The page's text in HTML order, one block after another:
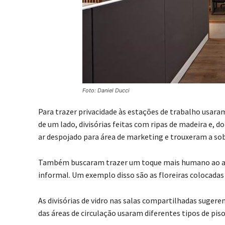
Foto: Daniel Ducci
Para trazer privacidade às estações de trabalho
de um lado, divisórias feitas com ripas de madeira e,
ar despojado para área de marketing e trouxeram a
Também buscaram trazer um toque mais humano
informal. Um exemplo disso são as floreiras
As divisórias de vidro nas salas compartilhadas
das áreas de circulação usaram diferentes tipos de